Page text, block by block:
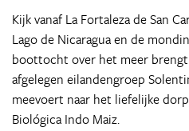
Kijk vanaf La Fortaleza de San
Lago de Nicaragua en de
boottocht over het meer
afgelegen eilandengroep
meevoert naar het liefelijke
Biológica Indo Maiz.